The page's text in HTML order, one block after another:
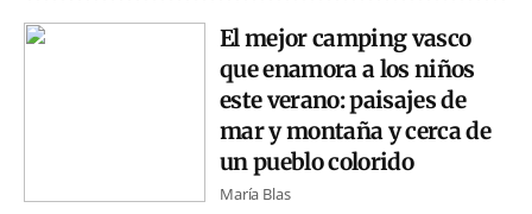
El mejor camping vasco
que enamora a los niños
este verano: paisajes de
mar y montaña y cerca de
un pueblo colorido
María Blas